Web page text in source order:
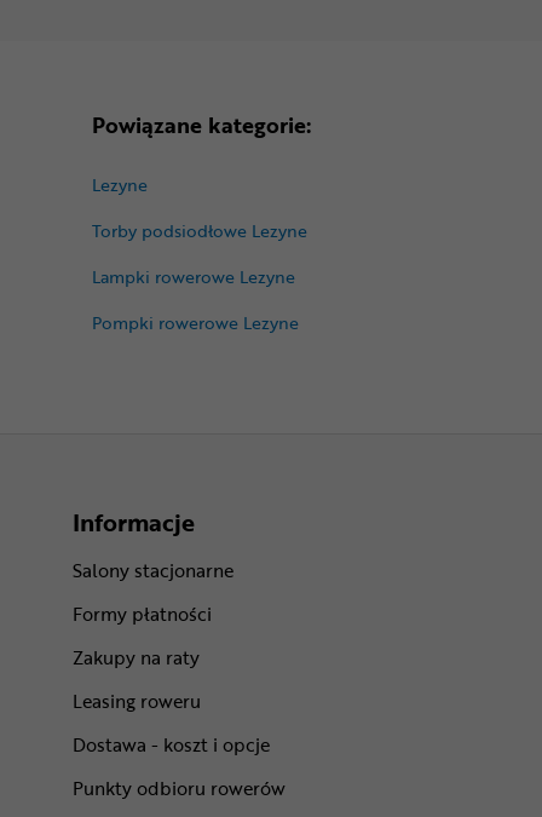
Powiązane kategorie:
Lezyne
Torby podsiodłowe Lezyne
Lampki rowerowe Lezyne
Pompki rowerowe Lezyne
Informacje
Salony stacjonarne
Formy płatności
Zakupy na raty
Leasing roweru
Dostawa - koszt i opcje
Punkty odbioru rowerów